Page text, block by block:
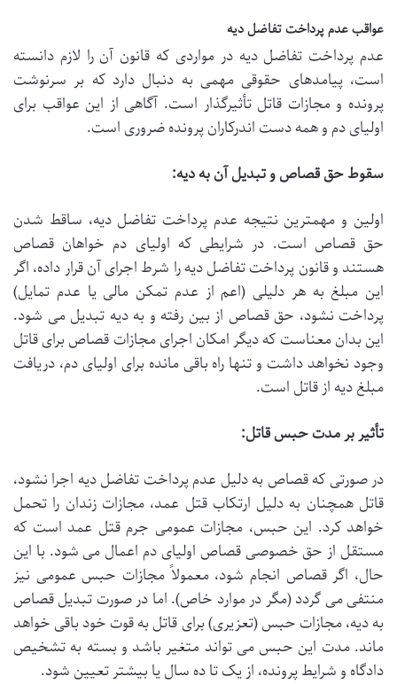
عواقب عدم پرداخت تفاضل دیه
عدم پرداخت تفاضل دیه در مواردی که قانون آن را لازم دانسته
است، پیامدهای حقوقی مهمی به دنبال دارد که بر سرنوشت
پرونده و مجازات قاتل تأثیرگذار است. آگاهی از این عواقب برای
اولیای دم و همه دست اندرکاران پرونده ضروری است.
سقوط حق قصاص و تبدیل آن به دیه:
اولین و مهمترین نتیجه عدم پرداخت تفاضل دیه، ساقط شدن
حق قصاص است. در شرایطی که اولیای دم خواهان قصاص
هستند و قانون پرداخت تفاضل دیه را شرط اجرای آن قرار داده، اگر
این مبلغ به هر دلیلی (اعم از عدم تمکن مالی یا عدم تمایل)
پرداخت نشود، حق قصاص از بین رفته و به دیه تبدیل می شود.
این بدان معناست که دیگر امکان اجرای مجازات قصاص برای قاتل
وجود نخواهد داشت و تنها راه باقی مانده برای اولیای دم، دریافت
مبلغ دیه از قاتل است.
تأثیر بر مدت حبس قاتل:
در صورتی که قصاص به دلیل عدم پرداخت تفاضل دیه اجرا نشود،
قاتل همچنان به دلیل ارتکاب قتل عمد، مجازات زندان را تحمل
خواهد کرد. این حبس، مجازات عمومی جرم قتل عمد است که
مستقل از حق خصوصی قصاص اولیای دم اعمال می شود. با این
حال، اگر قصاص انجام شود، معمولاً مجازات حبس عمومی نیز
منتفی می گردد (مگر در موارد خاص). اما در صورت تبدیل قصاص
به دیه، مجازات حبس (تعزیری) برای قاتل به قوت خود باقی خواهد
ماند. مدت این حبس می تواند متغیر باشد و بسته به تشخیص
دادگاه و شرایط پرونده، از یک تا ده سال یا بیشتر تعیین شود.